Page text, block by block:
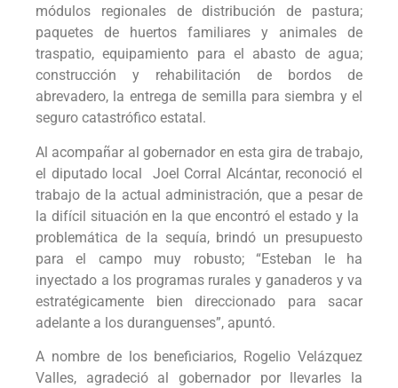
módulos regionales de distribución de pastura;
paquetes de huertos familiares y animales de
traspatio, equipamiento para el abasto de agua;
construcción y rehabilitación de bordos de
abrevadero, la entrega de semilla para siembra y el
seguro catastrófico estatal.
Al acompañar al gobernador en esta gira de trabajo,
el diputado local Joel Corral Alcántar, reconoció el
trabajo de la actual administración, que a pesar de
la difícil situación en la que encontró el estado y la
problemática de la sequía, brindó un presupuesto
para el campo muy robusto; “Esteban le ha
inyectado a los programas rurales y ganaderos y va
estratégicamente bien direccionado para sacar
adelante a los duranguenses”, apuntó.
A nombre de los beneficiarios, Rogelio Velázquez
Valles, agradeció al gobernador por llevarles la